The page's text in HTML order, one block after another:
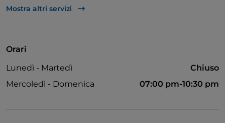
Unionpay via TheFork PAY
Mostra altri servizi
Orari
Lunedì - Martedì
Chiuso
Mercoledì - Domenica
07:00 pm-10:30 pm